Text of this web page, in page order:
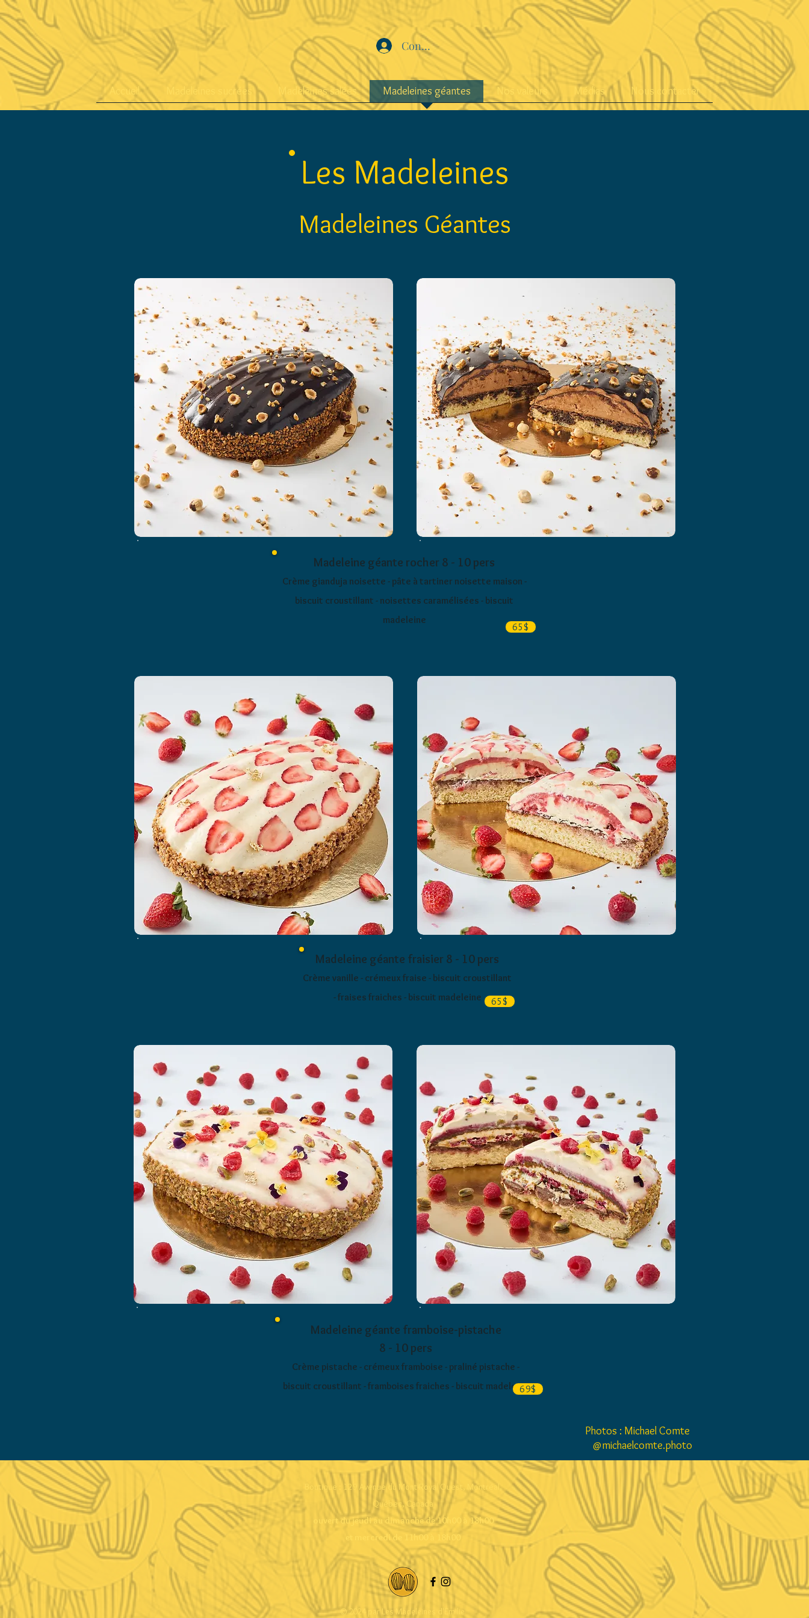
Connexion
Accueil Madeleines sucrées Madeleines salées Madeleines géantes Nos valeurs Médias Nous contacter
Les Madeleines
Madeleines Géantes
Madeleine géante rocher 8 - 10 pers
Crème gianduja noisette - pâte à tartiner noisette maison -
biscuit croustillant - noisettes caramélisées - biscuit
madeleine
65$
Madeleine géante fraisier 8 - 10 pers
Crème vanille - crémeux fraise - biscuit croustillant
- fraises fraiches - biscuit madeleine
65$
Madeleine géante framboise-pistache
8 - 10 pers
Crème pistache - crémeux framboise - praliné pistache -
biscuit croustillant - framboises fraiches - biscuit madeleine
69$
Photos : Michael Comte
@michaelcomte.photo
Boutique : 129 Avenue du Mont-Royal Ouest, Montréal,
Québec, Canada
ouvert du jeudi au dimanche de 10h00 à 18h00
et mercredi de 11h00 à 18h00
© 2024 par Les Madeleines d'Emilie